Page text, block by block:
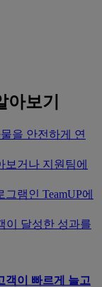
보기
을 안전하게 연
보거나 지원팀에
램인 TeamUP에
이 달성한 성과를
객이 빠르게 늘고